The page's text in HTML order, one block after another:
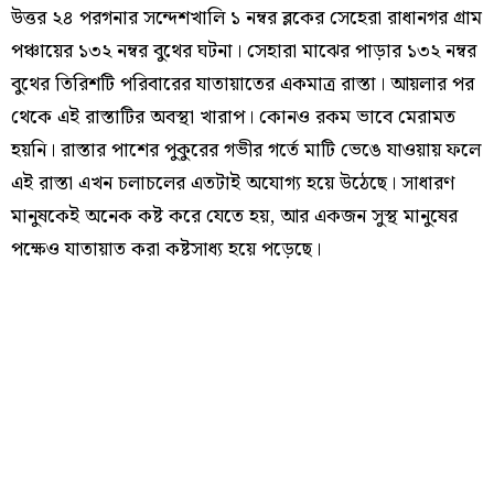
উত্তর ২৪ পরগনার সন্দেশখালি ১ নম্বর ব্লকের সেহেরা রাধানগর গ্রাম
পঞ্চায়ের ১৩২ নম্বর বুথের ঘটনা। সেহারা মাঝের পাড়ার ১৩২ নম্বর
বুথের তিরিশটি পরিবারের যাতায়াতের একমাত্র রাস্তা। আয়লার পর
থেকে এই রাস্তাটির অবস্থা খারাপ। কোনও রকম ভাবে মেরামত
হয়নি। রাস্তার পাশের পুকুরের গভীর গর্তে মাটি ভেঙে যাওয়ায় ফলে
এই রাস্তা এখন চলাচলের এতটাই অযোগ্য হয়ে উঠেছে। সাধারণ
মানুষকেই অনেক কষ্ট করে যেতে হয়, আর একজন সুস্থ মানুষের
পক্ষেও যাতায়াত করা কষ্টসাধ্য হয়ে পড়েছে।